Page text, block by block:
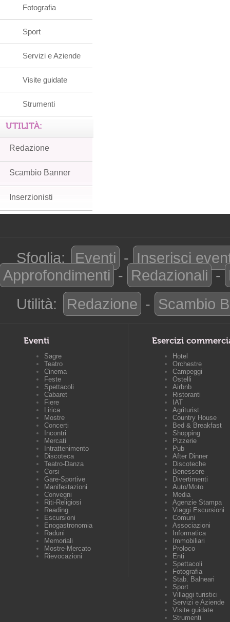
Fotografia
Sport
Servizi e Aziende
Visite guidate
Strumenti
UTILITÀ:
Redazione
Scambio Banner
Inserzionisti
Sfoglia: Eventi - Inserisci
Approfondimenti - Redazionali -
Utilità:
Redazione - Scambio
Eventi
Sagre
Teatro
Cinema
Feste
Spettacoli
Cabaret
Fiere
Lirica
Mostre
Concerti
Incontri
Mercati
Intrattenimento
Discoteca
Teatro-Danza
Corsi
Gare-Sportive
Manifestazioni
Convegni
Riti-Religiosi
Reading
Escursioni
Enogastronomia
Raduni
Memoriali
Mostre-Mercato
Rievocazioni
Esercizi
Hotel
Orchestre
Campeggi
Ostelli
Airbnb
Ristoranti
IAT
Agriturist
Country House
Bed & Breakfast
Shopping
Pizzerie
Pub
After Dinner
Discoteche
Benessere
Divertimenti
Auto/Moto
Media
Agenzie Stampa
Viaggi Escursioni
Comuni
Associazioni
Informatica
Immobiliari
Proloco
Enti
Spettacoli
Fotografia
Stab. Balneari
Sport
Villaggi turistici
Servizi e Aziende
Visite guidate
Strumenti